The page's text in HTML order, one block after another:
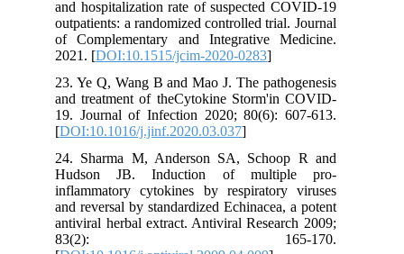
and hospitalization rate of suspected COVID-19
outpatients: a randomized controlled trial. Journal
of Complementary and Integrative Medicine.
2021. [DOI:10.1515/jcim-2020-0283
23. Ye Q, Wang B and Mao J. The pathogenesis
and treatment of theCytokine Storm'in COVID-
19. Journal of Infection 2020; 80(6): 607-613.
[DOI:10.1016/j.jinf.2020.03.037
24. Sharma M, Anderson SA, Schoop R and
Hudson JB. Induction of multiple pro-
inflammatory cytokines by respiratory viruses
and reversal by standardized Echinacea, a potent
antiviral herbal extract. Antiviral Research 2009;
83(2): 165-170.